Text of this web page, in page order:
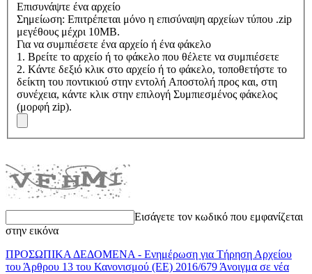
Επισυνάψτε ένα αρχείο
Σημείωση: Επιτρέπεται μόνο η επισύναψη αρχείων τύπου .zip
μεγέθους μέχρι 10MB.
Για να συμπιέσετε ένα αρχείο ή ένα φάκελo
1. Bρείτε το αρχείο ή το φάκελο που θέλετε να συμπιέσετε
2. Kάντε δεξιό κλικ στο αρχείο ή το φάκελο, τοποθετήστε το
δείκτη του ποντικιού στην εντολή Αποστολή προς και, στη
συνέχεια, κάντε κλικ στην επιλογή Συμπιεσμένος φάκελος
(μορφή zip).
Εισάγετε τον κωδικό που εμφανίζεται
στην εικόνα
ΠΡΟΣΩΠΙΚΑ ΔΕΔΟΜΕΝΑ - Ενημέρωση για Τήρηση Αρχείου
του Άρθρου 13 του Κανονισμού (ΕΕ) 2016/679 Άνοιγμα σε νέα